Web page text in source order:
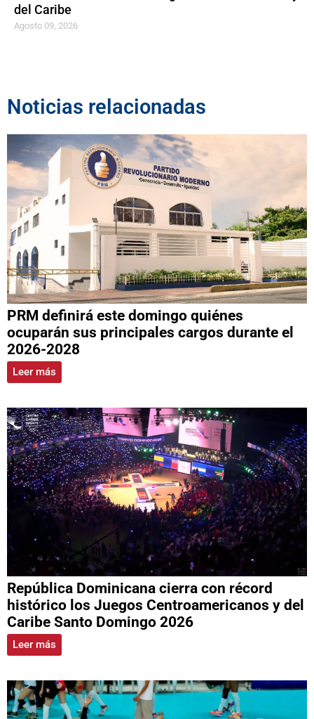
del Caribe
Agosto 09, 2026
Noticias relacionadas
PRM definirá este domingo quiénes
ocuparán sus principales cargos durante el
2026-2028
Leer más
República Dominicana cierra con récord
histórico los Juegos Centroamericanos y del
Caribe Santo Domingo 2026
Leer más